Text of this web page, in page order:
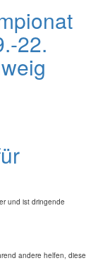
22.
und ist dringende
andere helfen, diese